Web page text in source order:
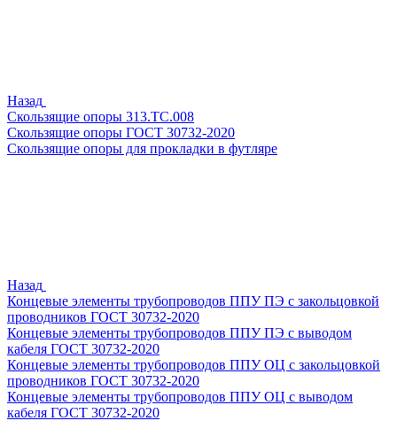
Назад
Скользящие опоры 313.ТС.008
Скользящие опоры ГОСТ 30732-2020
Скользящие опоры для прокладки в футляре
Назад
Концевые элементы трубопроводов ППУ ПЭ с закольцовкой
проводников ГОСТ 30732-2020
Концевые элементы трубопроводов ППУ ПЭ с выводом
кабеля ГОСТ 30732-2020
Концевые элементы трубопроводов ППУ ОЦ с закольцовкой
проводников ГОСТ 30732-2020
Концевые элементы трубопроводов ППУ ОЦ с выводом
кабеля ГОСТ 30732-2020